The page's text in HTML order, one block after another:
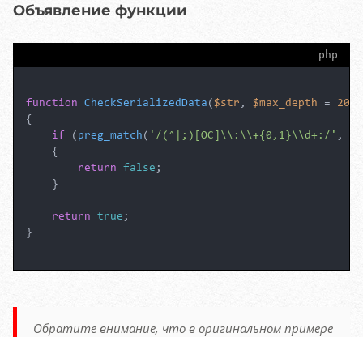
Объявление функции
php
function CheckSerializedData ( $str , $max_depth = 200
{
if ( preg_match ( '/(^|;)[OC]\\:\\+{0,1}\\d+:/' ,
    {
return
false ;
    }
return true ;
}
Обратите внимание, что в оригинальном примере